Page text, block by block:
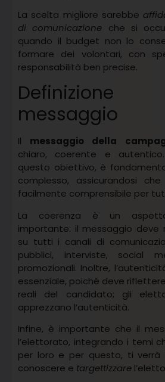
La scelta migliore sarebbe
di comunicazione che si
quando il budget non lo
formare dei volontari, con
responsabilità ben precise.
messaggio
Il messaggio della
chiaro, coerente e
questo obiettivo, è
complesso, assicurandosi
facilmente comprensibile per
La coerenza è un
importante: il messaggio deve
su tutti i canali di
pubblici, interviste, social
promozionali. Inoltre,
essenziale, poiché deve
reali del candidato; gli
apprezzano l’autenticità.
Infine, è importante che il
l’elettorato, integrando i temi
per loro e per questo, ti
conoscere e targettizzare